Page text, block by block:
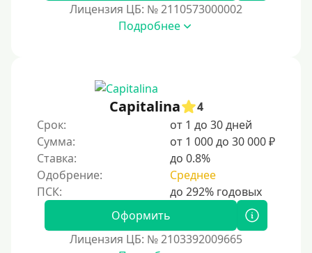
Лицензия ЦБ: № 2110573000002
Подробнее
Capitalina
4
Срок:
от 1 до 30 дней
Сумма:
от 1 000 до 30 000 ₽
Ставка:
до 0.8%
Одобрение:
Среднее
Оформить
Лицензия ЦБ: № 2103392009665